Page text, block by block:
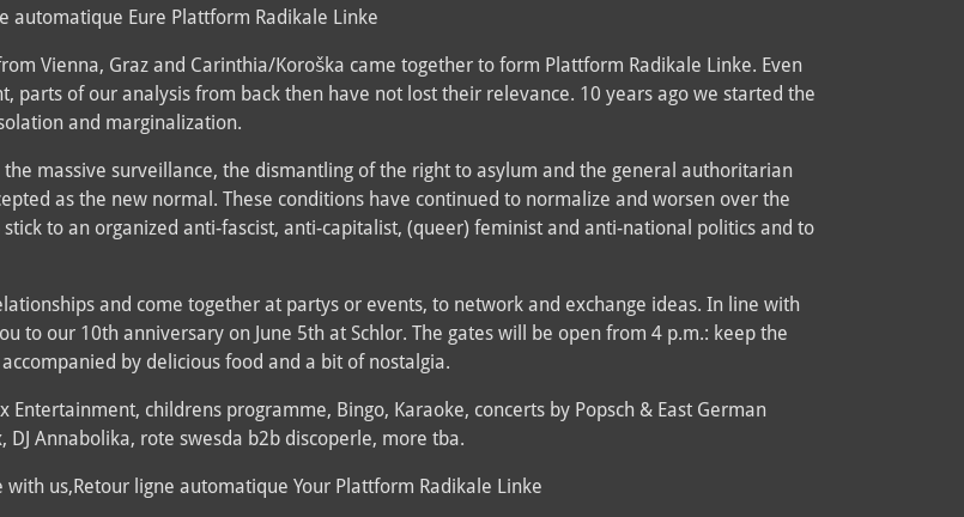
automatique Eure Plattform Radikale Linke
Vienna, Graz and Carinthia/Koroška came together to form Plattform Radikale Linke. Even
parts of our analysis from back then have not lost their relevance. 10 years ago we started the
and marginalization.
massive surveillance, the dismantling of the right to asylum and the general authoritarian
as the new normal. These conditions have continued to normalize and worsen over the
to an organized anti-fascist, anti-capitalist, (queer) feminist and anti-national politics and to
and come together at partys or events, to network and exchange ideas. In line with
to our 10th anniversary on June 5th at Schlor. The gates will be open from 4 p.m.: keep the
by delicious food and a bit of nostalgia.
childrens programme, Bingo, Karaoke, concerts by Popsch & East German
DJ Annabolika, rote swesda b2b discoperle, more tba.
us,Retour ligne automatique Your Plattform Radikale Linke